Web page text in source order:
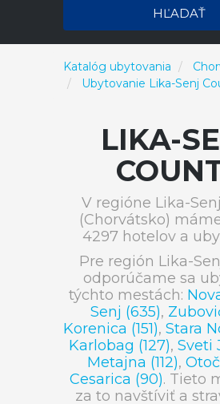
HĽADAŤ
Katalóg ubytovania
Ubytovanie Lika-Senj
LIKA-
V regióne Lika-
(Chorvátsko)
4297 hotelov a
Pre región Lika-
odporúčame sa
týchto mestách:
Senj (635),
Korenica (151), Stara
Karlobag (127), Sveti
Metajna (112),
Cesarica (90). Tieto
za to navštíviť a